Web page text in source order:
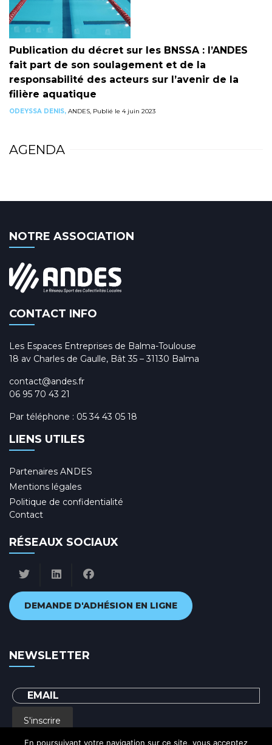
Publication du décret sur les BNSSA : l’ANDES
fait part de son soulagement et de la
responsabilité des acteurs sur l’avenir de la
filière aquatique
ODEYSSA DENIS, ANDES, Publié le 4 juin 2023
AGENDA
NOTRE ASSOCIATION
CONTACT INFO
Les Espaces Entreprises de Balma-Toulouse
18 av Charles de Gaulle, Bât 35 – 31130 Balma
contact@andes.fr
06 95 70 43 21
Par téléphone : 05 34 43 05 18
LIENS UTILES
Partenaires ANDES
Mentions légales
Politique de confidentialité
Contact
RÉSEAUX SOCIAUX
DEMANDE D'ADHÉSION EN LIGNE
NEWSLETTER
S'inscrire
En poursuivant votre navigation sur ce site, vous acceptez